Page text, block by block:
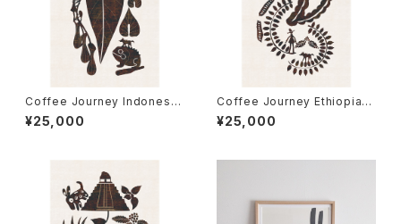
Coffee Journey Indonesia
7枚限定（フレーム・サイン・エ
ディションNO.付）
¥25,000
Coffee Journey Ethiopia
7枚限定（フレーム・サイン・エデ
ィションNO.付）
¥25,000